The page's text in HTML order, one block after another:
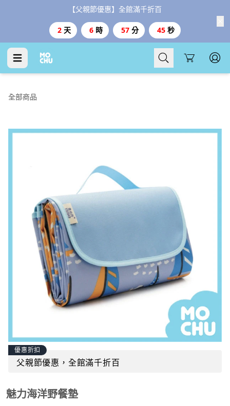
【父親節優惠】全館滿千折百
2 天 6 時 57 分 44 秒
Cart
全部商品
優惠折扣
父親節優惠，全館滿千折百
魅力海洋野餐墊